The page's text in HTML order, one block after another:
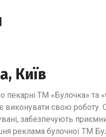
Київ
ТМ «Булочка» та
виконувати свою роботу.
забезпечують
реклама булочної ТМ